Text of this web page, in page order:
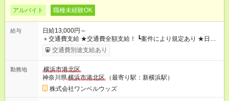
アルバイト 職種未経験OK
給与
日給13,000円～
＋交通費支給 ★交通費全額支給！ ┗案件により規定あり ★日払
いOK！（規定あり） ┗働いたその日に現金GET♪ お仕事後はコ
ンビニATMから 日払い分を引き落とせます！ 【試用期間】試
交通費別途支給あり
勤務地
横浜市港北区
神奈川県横浜市港北区
（最寄り駅：新横浜駅）
株式会社ワンベルウッズ